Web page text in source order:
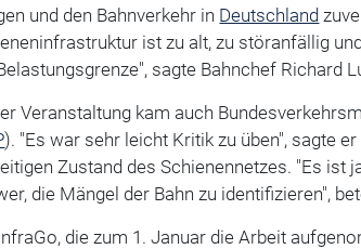
und den Bahnverkehr in Deutschland
ist zu alt, zu störanfällig
sagte Bahnchef Richard
Veranstaltung kam auch
). "Es war sehr leicht Kritik zu üben", sagte
Zustand des Schienennetzes. "Es ist
die Mängel der Bahn zu identifizieren",
die zum 1. Januar die Arbeit